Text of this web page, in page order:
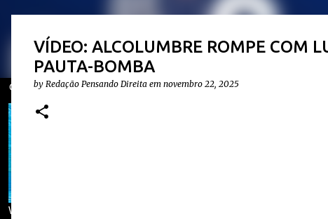
VÍDEO: ALCOLUMBRE ROMPE COM
PAUTA-BOMBA
by Redação Pensando Direita em novembro 22, 2025